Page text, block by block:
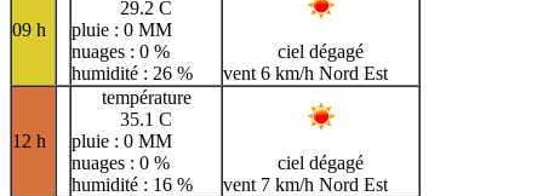
09 h
29.2 C
pluie : 0 MM
nuages : 0 %
humidité : 26 %
ciel dégagé
vent 6 km/h Nord Est
12 h
température
35.1 C
pluie : 0 MM
nuages : 0 %
humidité : 16 %
ciel dégagé
vent 7 km/h Nord Est